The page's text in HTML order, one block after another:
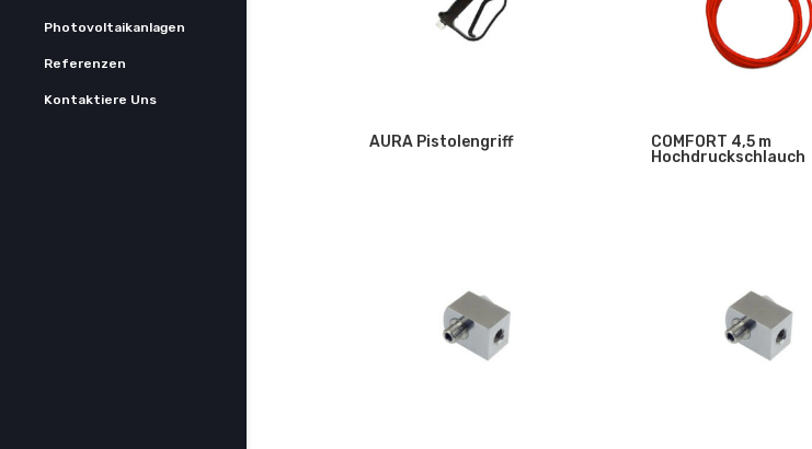
Photovoltaikanlagen
Referenzen
Kontaktiere Uns
AURA Pistolengriff
COMFORT 4,5 m
Hochdruckschlauch